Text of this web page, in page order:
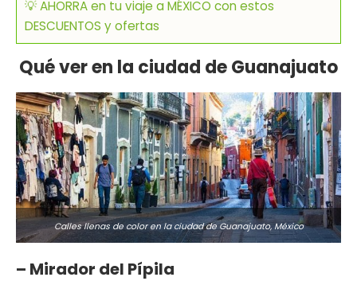
💡 AHORRA en tu viaje a MÉXICO con estos
DESCUENTOS y ofertas
Qué ver en la ciudad de Guanajuato
Calles llenas de color en la ciudad de Guanajuato, México
– Mirador del Pípila